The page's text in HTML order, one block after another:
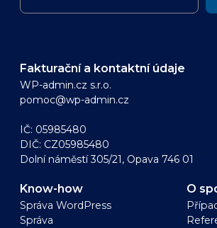
Fakturační a kontaktní údaje
WP-admin.cz s.r.o.
pomoc@wp-admin.cz
IČ: 05985480
DIČ: CZ05985480
Dolní náměstí 305/21, Opava 746 01
Know-how
Správa WordPress
Správa
O